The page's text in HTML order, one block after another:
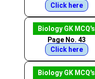
Click here
Biology GK MCQ's
Page No. 43
Click here
Biology GK MCQ's